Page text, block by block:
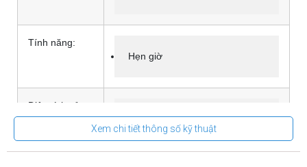
Tính năng:
Hẹn giờ
Diện tích sử
dụng:
40 m2
Xem chi tiết thông số kỹ thuật